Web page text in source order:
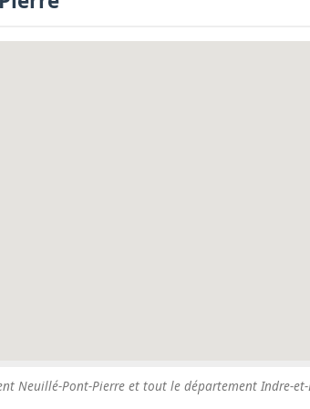
Neuillé-Pont-Pierre et tout le département Indre-et-